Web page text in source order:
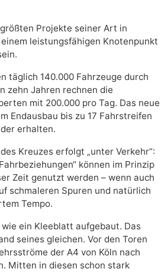
Projekte seiner Art in
leistungsfähigen Knotenpunkt
täglich 140.000 Fahrzeuge durch
zehn Jahren rechnen die
mit 200.000 pro Tag. Das neue
Endausbau bis zu 17 Fahrstreifen
erhalten.
Kreuzes erfolgt „unter Verkehr“:
können im Prinzip
Zeit genutzt werden – wenn auch
schmaleren Spuren und natürlich
Tempo.
ein Kleeblatt aufgebaut. Das
seines gleichen. Vor den Toren
der A4 von Köln nach
Mitten in diesen schon stark